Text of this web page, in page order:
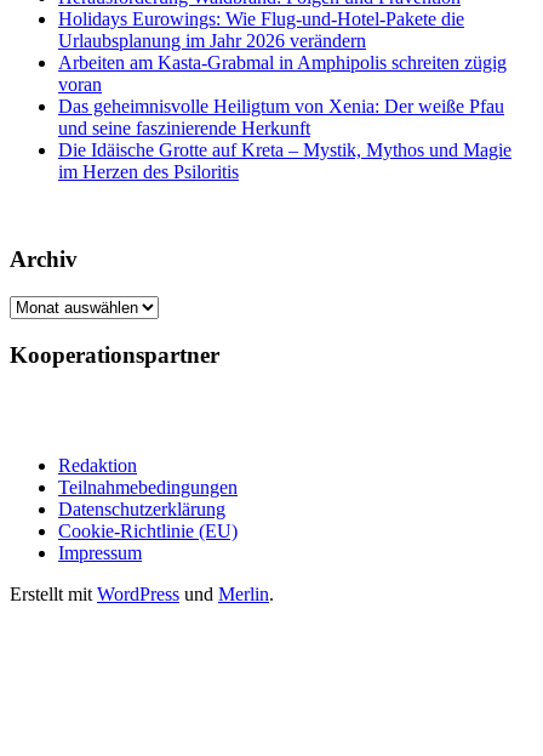
Holidays Eurowings: Wie Flug-und-Hotel-Pakete die
Urlaubsplanung im Jahr 2026 verändern
Arbeiten am Kasta-Grabmal in Amphipolis schreiten zügig
voran
Das geheimnisvolle Heiligtum von Xenia: Der weiße Pfau
und seine faszinierende Herkunft
Die Idäische Grotte auf Kreta – Mystik, Mythos und Magie
im Herzen des Psiloritis
Archiv
Archiv
Kooperationspartner
Redaktion
Teilnahmebedingungen
Datenschutzerklärung
Cookie-Richtlinie (EU)
Impressum
Erstellt mit WordPress und Merlin.